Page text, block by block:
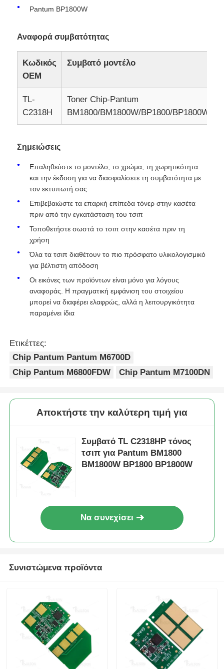
Νέα
Ζητήστε ένα απόσπασμα
Τσιπ τόνερ Xerox
Τσιπ τόνερ Lexmark
Τσιπ τόνου Kyocera
Τσιπ τόνερ Samsung
Τσιπ τόνερ Canon
Τσιπ τόνου OKI
Αδερφέ Τόνερ Τσιπ
Τσιπ του τόνου Minolta
Τσιπ τόνερ Ricoh
Αιχμηρό τσιπ
Ανταλλακτικά για Εκτυπωτές και Φωτοαντιγραφικά
Κασέτα γραφίτη
Chip Pantum
Pantum BP1800W
Αναφορά συμβατότητας
Κωδικός
OEM
Συμβατό μοντέλο
TL-
C2318H
Toner Chip-Pantum
BM1800/BM1800W/BP1800/BP1800W
Σημειώσεις
Επαληθεύστε το μοντέλο, το χρώμα, τη χωρητικότητα
και την έκδοση για να διασφαλίσετε τη συμβατότητα με
τον εκτυπωτή σας
Επιβεβαιώστε τα επαρκή επίπεδα τόνερ στην κασέτα
πριν από την εγκατάσταση του τσιπ
Τοποθετήστε σωστά το τσιπ στην κασέτα πριν τη
χρήση
Όλα τα τσιπ διαθέτουν το πιο πρόσφατο υλικολογισμικό
για βέλτιστη απόδοση
Οι εικόνες των προϊόντων είναι μόνο για λόγους
αναφοράς. Η πραγματική εμφάνιση του στοιχείου
μπορεί να διαφέρει ελαφρώς, αλλά η λειτουργικότητα
παραμένει ίδια
Ετικέττες:
Chip Pantum Pantum M6700D
Chip Pantum M6800FDW
Chip Pantum M7100DN
Αποκτήστε την καλύτερη τιμή για
Συμβατό TL C2318HP τόνος
τσιπ για Pantum BM1800
BM1800W BP1800 BP1800W
Να συνεχίσει
Συνιστώμενα προϊόντα